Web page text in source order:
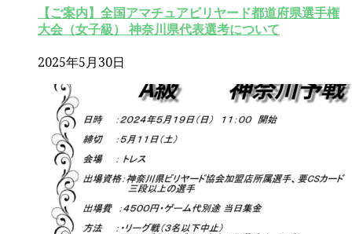
【ご案内】全国アマチュアビリヤード都道府県選手権
大会（女子級） 神奈川県代表選考について
2025年5月30日